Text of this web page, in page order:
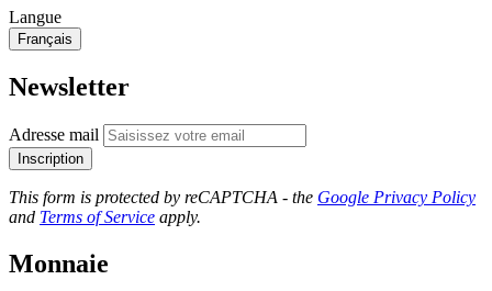
Langue
Français
Newsletter
Adresse mail
Inscription
This form is protected by reCAPTCHA - the Google Privacy Policy
and Terms of Service apply.
Monnaie